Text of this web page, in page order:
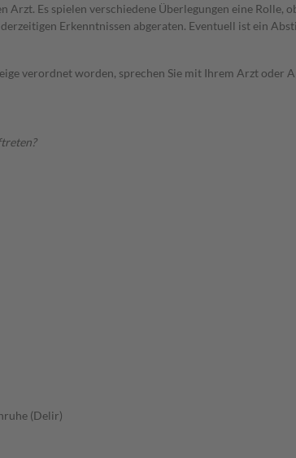
Arzt. Es spielen verschiedene Überlegungen eine
Erkenntnissen abgeraten. Eventuell ist ein
verordnet worden, sprechen Sie mit Ihrem Arzt oder
(Delir)